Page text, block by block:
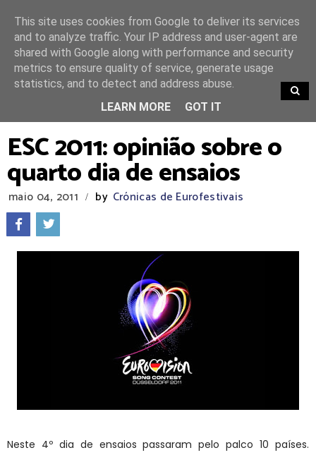
TRENDING
ESC 2011: opinião sobre o
quarto dia de ensaios
maio 04, 2011 / by Crónicas de Eurofestivais
Neste 4º dia de ensaios passaram pelo palco 10 países.
This site uses cookies from Google to deliver its services
and to analyze traffic. Your IP address and user-agent are
shared with Google along with performance and security
metrics to ensure quality of service, generate usage
statistics, and to detect and address abuse.
LEARN MORE
GOT IT